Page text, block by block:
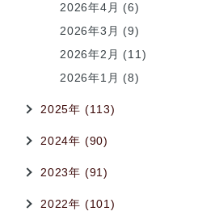
2026年4月 (6)
2026年3月 (9)
2026年2月 (11)
2026年1月 (8)
2025年 (113)
2024年 (90)
2023年 (91)
2022年 (101)